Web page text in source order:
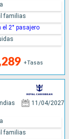
+Tasas
familias
el 2° pasajero
11/04/2027
familias